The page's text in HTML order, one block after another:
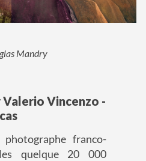
Mandry
Vincenzo -
franco-
quelque 20 000